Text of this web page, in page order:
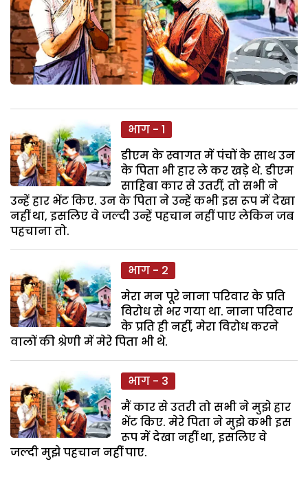
भाग - 1
डीएम के स्वागत में पंचों के साथ उन
के पिता भी हार ले कर खड़े थे. डीएम
साहिबा कार से उतरीं, तो सभी ने
उन्हें हार भेंट किए. उन के पिता ने उन्हें कभी इस रूप में देखा
नहीं था, इसलिए वे जल्दी उन्हें पहचान नहीं पाए लेकिन जब
पहचाना तो.
भाग - 2
मेरा मन पूरे नाना परिवार के प्रति
विरोध से भर गया था. नाना परिवार
के प्रति ही नहीं, मेरा विरोध करने
वालों की श्रेणी में मेरे पिता भी थे.
भाग - 3
मैं कार से उतरी तो सभी ने मुझे हार
भेंट किए. मेरे पिता ने मुझे कभी इस
रूप में देखा नहीं था, इसलिए वे
जल्दी मुझे पहचान नहीं पाए.